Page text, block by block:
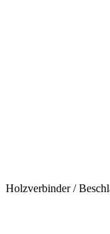
Holzverbinder /